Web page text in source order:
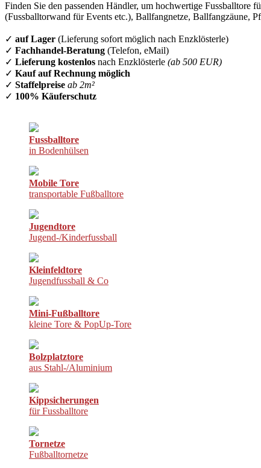
Finden Sie den passenden Händler, um hochwertige
(Fussballtorwand für Events etc.), Ballfangnetze, Ballfangzäune,
✓ auf Lager (Lieferung sofort möglich nach Enzklösterle)
✓ Fachhandel-Beratung (Telefon, eMail)
✓ Lieferung kostenlos nach Enzklösterle (ab 500 EUR)
✓ Kauf auf Rechnung möglich
✓ Staffelpreise ab 2m²
✓ 100% Käuferschutz
Fussballtore
in Bodenhülsen
Mobile Tore
transportable Fußballtore
Jugendtore
Jugend-/Kinderfussball
Kleinfeldtore
Jugendfussball & Co
Mini-Fußballtore
kleine Tore & PopUp-Tore
Bolzplatztore
aus Stahl-/Aluminium
Kippsicherungen
für Fussballtore
Tornetze
Fußballtornetze